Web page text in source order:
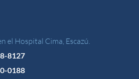
el Hospital Cima, Escazú.
8127
0188